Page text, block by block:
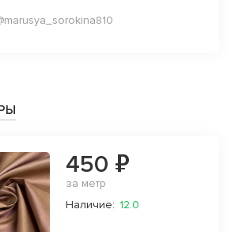
450 ₽
за метр
Наличие: 12.0